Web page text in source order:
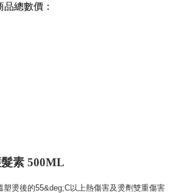
品總數價：
素 500ML
燙後的55&deg;C以上熱傷害及燙劑雙重傷害